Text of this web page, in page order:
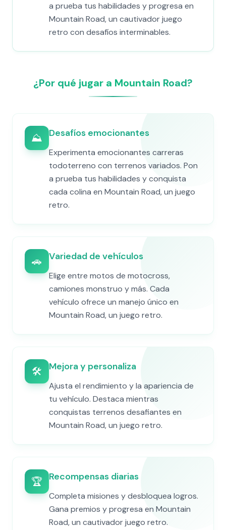
a prueba tus habilidades y progresa en
Mountain Road, un cautivador juego
retro con desafíos interminables.
¿Por qué jugar a Mountain Road?
⛰️ Desafíos emocionantes
Experimenta emocionantes carreras
todoterreno con terrenos variados. Pon
a prueba tus habilidades y conquista
cada colina en Mountain Road, un juego
retro.
🚗 Variedad de vehículos
Elige entre motos de motocross,
camiones monstruo y más. Cada
vehículo ofrece un manejo único en
Mountain Road, un juego retro.
🛠️ Mejora y personaliza
Ajusta el rendimiento y la apariencia de
tu vehículo. Destaca mientras
conquistas terrenos desafiantes en
Mountain Road, un juego retro.
🏆 Recompensas diarias
Completa misiones y desbloquea logros.
Gana premios y progresa en Mountain
Road, un cautivador juego retro.